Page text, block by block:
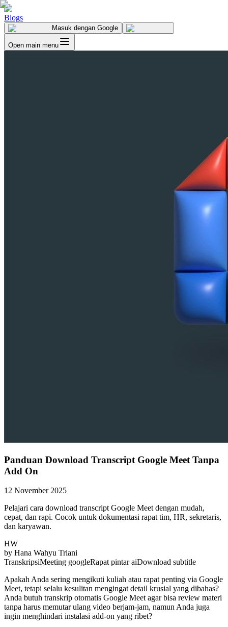
Blogs
Masuk dengan Google
Open main menu
Panduan Download Transcript Google Meet Tanpa
Add On
12 November 2025
Pelajari cara download transcript Google Meet dengan mudah,
cepat, dan rapi. Cocok untuk dokumentasi rapat tim, HR, sekretaris,
dan karyawan.
HW
by Hana Wahyu Triani
TranskripsiMeeting googleRapat pintar aiDownload subtitle
Apakah Anda sering mengikuti kuliah atau rapat penting via Google
Meet, tetapi selalu kesulitan mengingat detail krusial yang dibahas?
Anda butuh transkrip otomatis Google Meet agar bisa review materi
tanpa harus memutar ulang video berjam-jam, namun Anda juga
ingin menghindari instalasi add-on yang ribet?